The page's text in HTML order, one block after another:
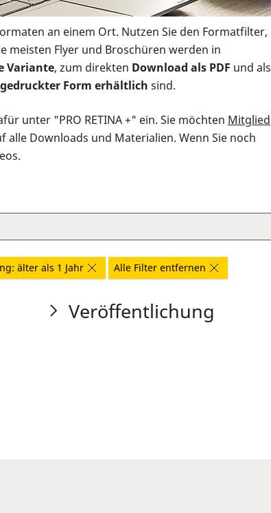
an einem Ort. Nutzen Sie den Formatfilter,
meisten Flyer und Broschüren werden in
Variante, zum direkten Download als PDF und als
Form erhältlich sind.
unter "PRO RETINA +" ein. Sie möchten Mitglied
Downloads und Materialien. Wenn Sie noch
älter als 1 Jahr Alle Filter entfernen
Veröffentlichung